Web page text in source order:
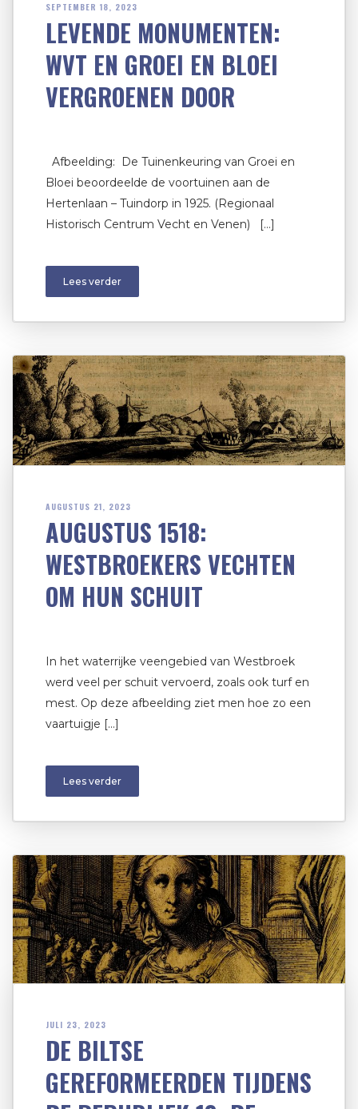
SEPTEMBER 18, 2023
LEVENDE MONUMENTEN:
WVT EN GROEI EN BLOEI
VERGROENEN DOOR
Afbeelding: De Tuinenkeuring van Groei en
Bloei beoordeelde de voortuinen aan de
Hertenlaan – Tuindorp in 1925. (Regionaal
Historisch Centrum Vecht en Venen) […]
Lees verder
AUGUSTUS 21, 2023
AUGUSTUS 1518:
WESTBROEKERS VECHTEN
OM HUN SCHUIT
In het waterrijke veengebied van Westbroek
werd veel per schuit vervoerd, zoals ook turf en
mest. Op deze afbeelding ziet men hoe zo een
vaartuigje […]
Lees verder
JULI 23, 2023
DE BILTSE
GEREFORMEERDEN TIJDENS